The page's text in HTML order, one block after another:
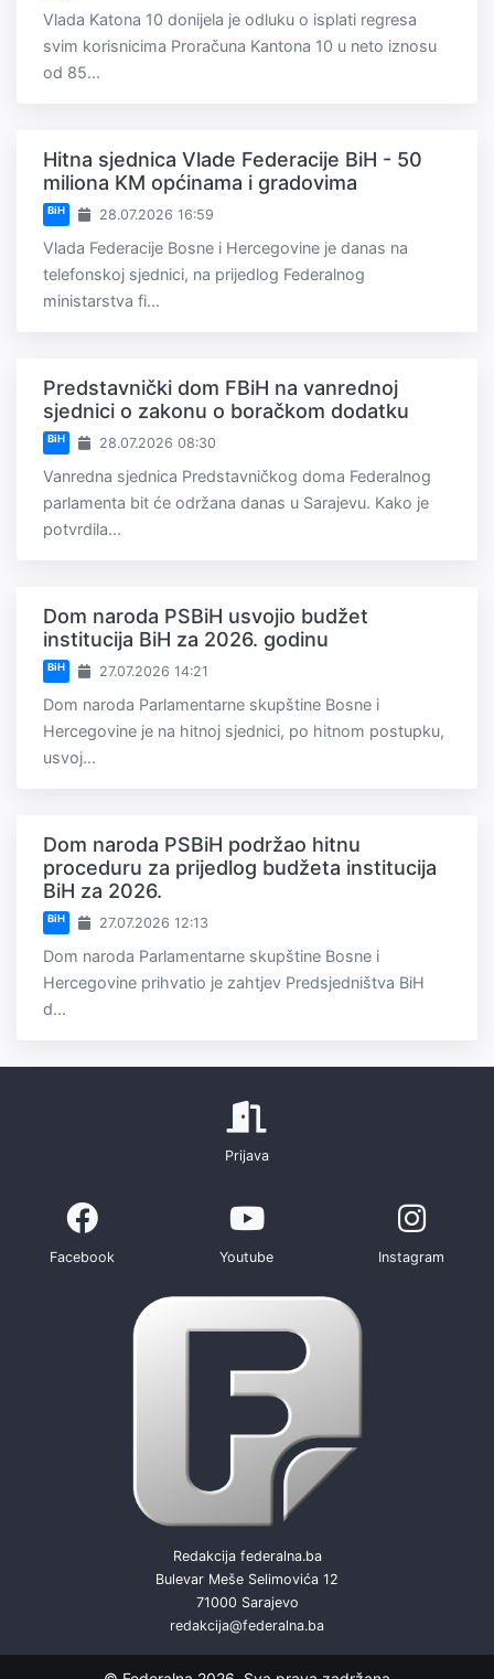
Vlada Katona 10 donijela je odluku o isplati regresa
svim korisnicima Proračuna Kantona 10 u neto iznosu
od 85...
Hitna sjednica Vlade Federacije BiH - 50
miliona KM općinama i gradovima
BiH 28.07.2026 16:59
Vlada Federacije Bosne i Hercegovine je danas na
telefonskoj sjednici, na prijedlog Federalnog
ministarstva fi...
Predstavnički dom FBiH na vanrednoj
sjednici o zakonu o boračkom dodatku
BiH 28.07.2026 08:30
Vanredna sjednica Predstavničkog doma Federalnog
parlamenta bit će održana danas u Sarajevu. Kako je
potvrdila...
Dom naroda PSBiH usvojio budžet
institucija BiH za 2026. godinu
BiH 27.07.2026 14:21
Dom naroda Parlamentarne skupštine Bosne i
Hercegovine je na hitnoj sjednici, po hitnom postupku,
usvoj...
Dom naroda PSBiH podržao hitnu
proceduru za prijedlog budžeta institucija
BiH za 2026.
BiH 27.07.2026 12:13
Dom naroda Parlamentarne skupštine Bosne i
Hercegovine prihvatio je zahtjev Predsjedništva BiH
d...
Prijava
Facebook Youtube Instagram
Redakcija federalna.ba
Bulevar Meše Selimovića 12
71000 Sarajevo
redakcija@federalna.ba